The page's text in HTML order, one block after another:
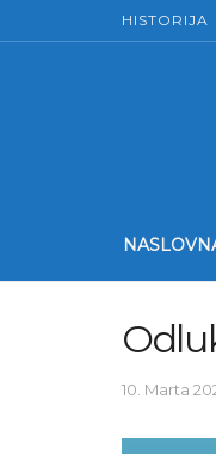
HISTORIJA
10. Marta